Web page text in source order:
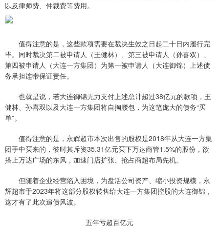
以及律师费、仲裁费等费用。
值得注意的是，这些款项需要在裁决生效之日起二十日内履行完
毕。同时裁决第二被申请人（王健林）、第三被申请人（孙喜双）、
第四被申请人（大连一方集团）为第一被申请人（大连御锦）上述债
务承担连带保证责任。
也就是说，若大连御锦无力支付上述总计超过38亿元的款项，王
健林、孙喜双以及大连一方集团将自掏腰包，为这笔庞大的债务“买
单”。
值得注意的是，永辉超市本次出售的股权是2018年从大连一方集
团手中买来的，彼时其斥资35.31亿元买下万达商管1.5%的股份，欲
搭上万达广场的东风，加速门店扩张、抢占商超布局先机。
但随着企业经营陷入困境，为盘活公司资产、缩小投资规模，永
辉超市于2023年将这部分股权转售给大连一方集团控股的大连御锦，
这才有了此次追债风波。
五年亏超百亿元